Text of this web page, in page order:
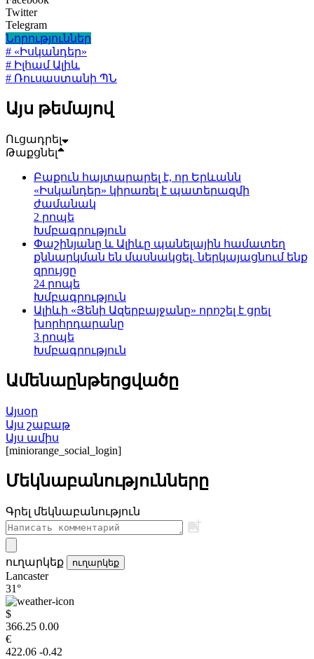
Twitter
Telegram
Նորություններ
# «Իսկանդեր»
# Իլհամ Ալիև
# Ռուսաստանի ՊՆ
Այս թեմայով
Ուցադրել
Թաքցնել
Բաքուն հայտարարել է, որ Երևանն
«Իսկանդեր» կիրառել է պատերազմի
ժամանակ
2 րոպե
Խմբագրություն
Փաշինյանը և Ալիևը պանելային համատեղ
քննարկման են մասնակցել. ներկայացնում ենք
զրույցը
24 րոպե
Խմբագրություն
Ալիևի «Յենի Ազերբայջանը» որոշել է ցրել
խորհրդարանը
3 րոպե
Խմբագրություն
Ամենաընթերցվածը
Այսօր
Այս շաբաթ
Այս ամիս
[miniorange_social_login]
Մեկնաբանությունները
Գրել մեկնաբանություն
ուղարկեք ուղարկեք
Lancaster
31°
$
366.25 0.00
€
422.06 -0.42